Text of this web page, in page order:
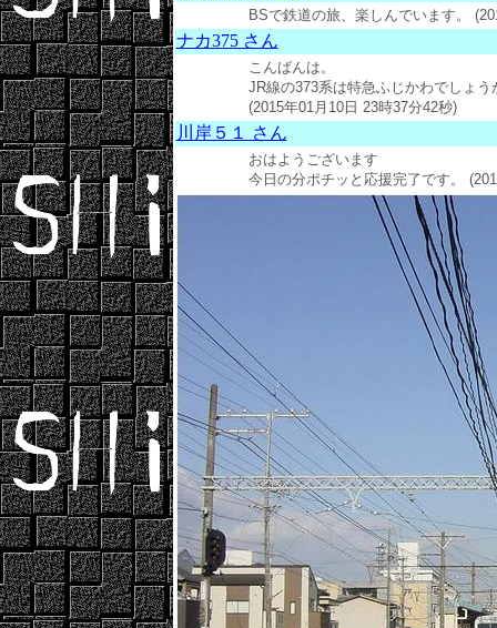
BSで鉄道の旅、楽しんでいます。
ナカ375 さん
こんばんは。
JR線の373系は特急ふじかわでしょ
(2015年01月10日 23時37分42秒)
川岸５１ さん
おはようございます
今日の分ポチッと応援完了です。